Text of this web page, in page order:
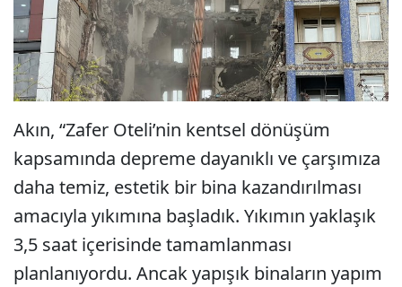
Akın, “Zafer Oteli’nin kentsel dönüşüm
kapsamında depreme dayanıklı ve çarşımıza
daha temiz, estetik bir bina kazandırılması
amacıyla yıkımına başladık. Yıkımın yaklaşık
3,5 saat içerisinde tamamlanması
planlanıyordu. Ancak yapışık binaların yapım